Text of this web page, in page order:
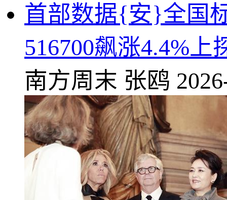
首部数据{安}全国
516700飙涨4.4%
南方周末 张鸥